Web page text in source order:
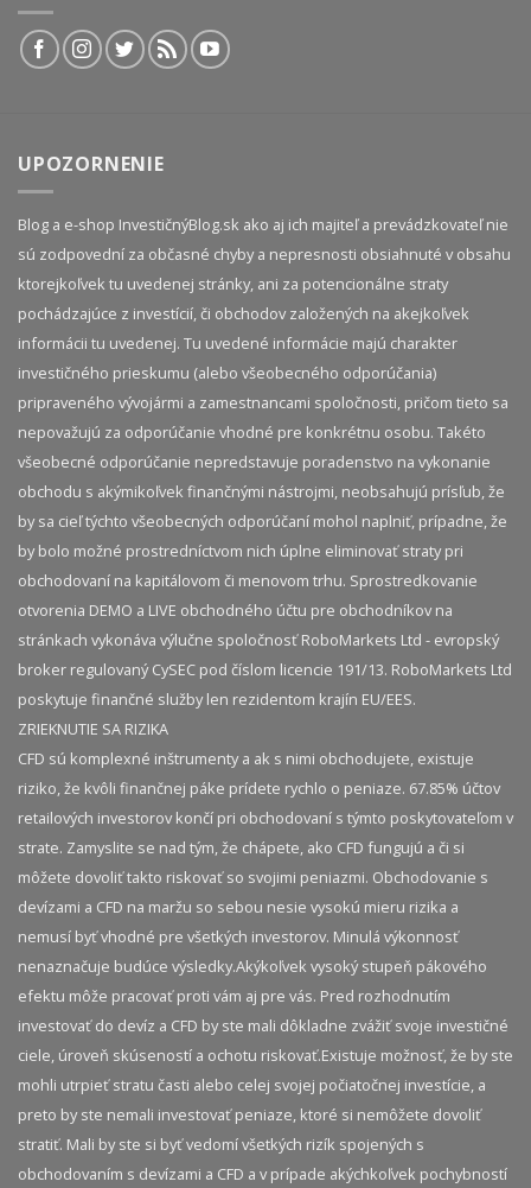
UPOZORNENIE
Blog a e-shop InvestičnýBlog.sk ako aj ich majiteľ a prevádzkovateľ nie
sú zodpovední za občasné chyby a nepresnosti obsiahnuté v obsahu
ktorejkoľvek tu uvedenej stránky, ani za potencionálne straty
pochádzajúce z investícií, či obchodov založených na akejkoľvek
informácii tu uvedenej. Tu uvedené informácie majú charakter
investičného prieskumu (alebo všeobecného odporúčania)
pripraveného vývojármi a zamestnancami spoločnosti, pričom tieto sa
nepovažujú za odporúčanie vhodné pre konkrétnu osobu. Takéto
všeobecné odporúčanie nepredstavuje poradenstvo na vykonanie
obchodu s akýmikoľvek finančnými nástrojmi, neobsahujú prísľub, že
by sa cieľ týchto všeobecných odporúčaní mohol naplniť, prípadne, že
by bolo možné prostredníctvom nich úplne eliminovať straty pri
obchodovaní na kapitálovom či menovom trhu. Sprostredkovanie
otvorenia DEMO a LIVE obchodného účtu pre obchodníkov na
stránkach vykonáva výlučne spoločnosť RoboMarkets Ltd - evropský
broker regulovaný CySEC pod číslom licencie 191/13. RoboMarkets Ltd
poskytuje finančné služby len rezidentom krajín EU/EES.
ZRIEKNUTIE SA RIZIKA
CFD sú komplexné inštrumenty a ak s nimi obchodujete, existuje
riziko, že kvôli finančnej páke prídete rychlo o peniaze. 67.85% účtov
retailových investorov končí pri obchodovaní s týmto poskytovateľom v
strate. Zamyslite se nad tým, že chápete, ako CFD fungujú a či si
môžete dovoliť takto riskovať so svojimi peniazmi. Obchodovanie s
devízami a CFD na maržu so sebou nesie vysokú mieru rizika a
nemusí byť vhodné pre všetkých investorov. Minulá výkonnosť
nenaznačuje budúce výsledky.​ Akýkoľvek vysoký stupeň pákového
efektu môže pracovať proti vám aj pre vás. Pred rozhodnutím
investovať do devíz a CFD by ste mali dôkladne zvážiť svoje investičné
ciele, úroveň skúseností a ochotu riskovať.​ Existuje možnosť, že by ste
mohli utrpieť stratu časti alebo celej svojej počiatočnej investície, a
preto by ste nemali investovať peniaze, ktoré si nemôžete dovoliť
stratiť. Mali by ste si byť vedomí všetkých rizík spojených s
obchodovaním s devízami a CFD a v prípade akýchkoľvek pochybností